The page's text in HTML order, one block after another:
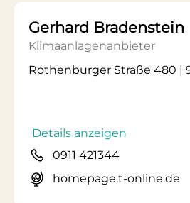
Gerhard Bradenstein
Klimaanlagenanbieter
Rothenburger Straße 480 |
Details anzeigen
0911 421344
homepage.t-online.de